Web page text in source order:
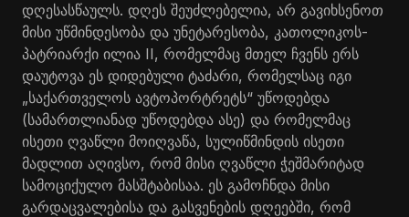
დღესასწაულს. დღეს შეუძლებელია, არ გავიხსენოთ
მისი უწმინდესობა და უნეტარესობა, კათოლიკოს-
პატრიარქი ილია II, რომელმაც მთელ ჩვენს ერს
დაუტოვა ეს დიდებული ტაძარი, რომელსაც იგი
„საქართველოს ავტოპორტრეტს“ უწოდებდა
(სამართლიანად უწოდებდა ასე) და რომელმაც
ისეთი ღვაწლი მოიღვაწა, სულიწმინდის ისეთი
მადლით აღივსო, რომ მისი ღვაწლი ჭეშმარიტად
სამოციქულო მასშტაბისაა. ეს გამოჩნდა მისი
გარდაცვალებისა და გასვენების დღეებში, რომ